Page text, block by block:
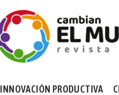
INNOVACIÓN PRODUCTIVA